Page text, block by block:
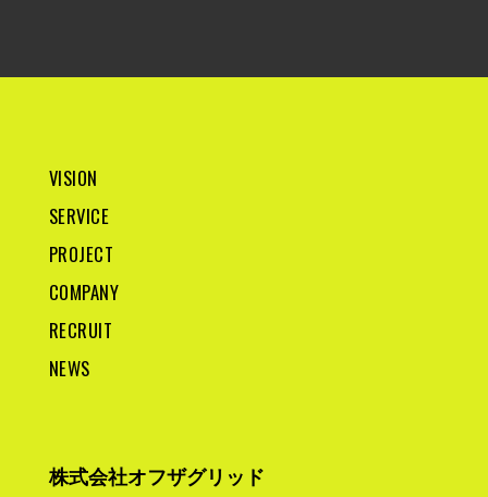
VISION
SERVICE
PROJECT
COMPANY
RECRUIT
NEWS
株式会社オフザグリッド